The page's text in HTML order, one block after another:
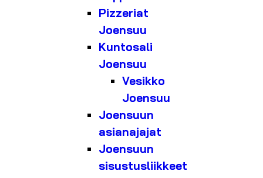
Pizzeriat
Joensuu
Kuntosali
Joensuu
Vesikko
Joensuu
Joensuun
asianajajat
Joensuun
sisustusliikkeet